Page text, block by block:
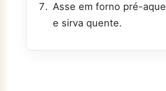
Asse em forno pré-
e sirva quente.